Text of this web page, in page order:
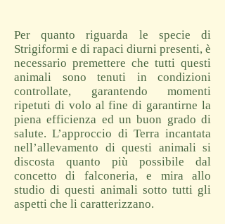
Per quanto riguarda le specie di
Strigiformi e di rapaci diurni presenti, è
necessario premettere che tutti questi
animali sono tenuti in condizioni
controllate, garantendo momenti
ripetuti di volo al fine di garantirne la
piena efficienza ed un buon grado di
salute. L’approccio di Terra incantata
nell’allevamento di questi animali si
discosta quanto più possibile dal
concetto di falconeria, e mira allo
studio di questi animali sotto tutti gli
aspetti che li caratterizzano.